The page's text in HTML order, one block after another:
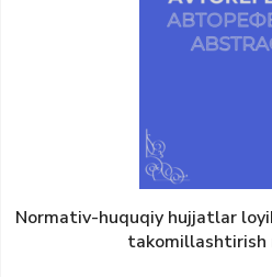
Normativ-huquqiy hujjatlar
takomillashtirish